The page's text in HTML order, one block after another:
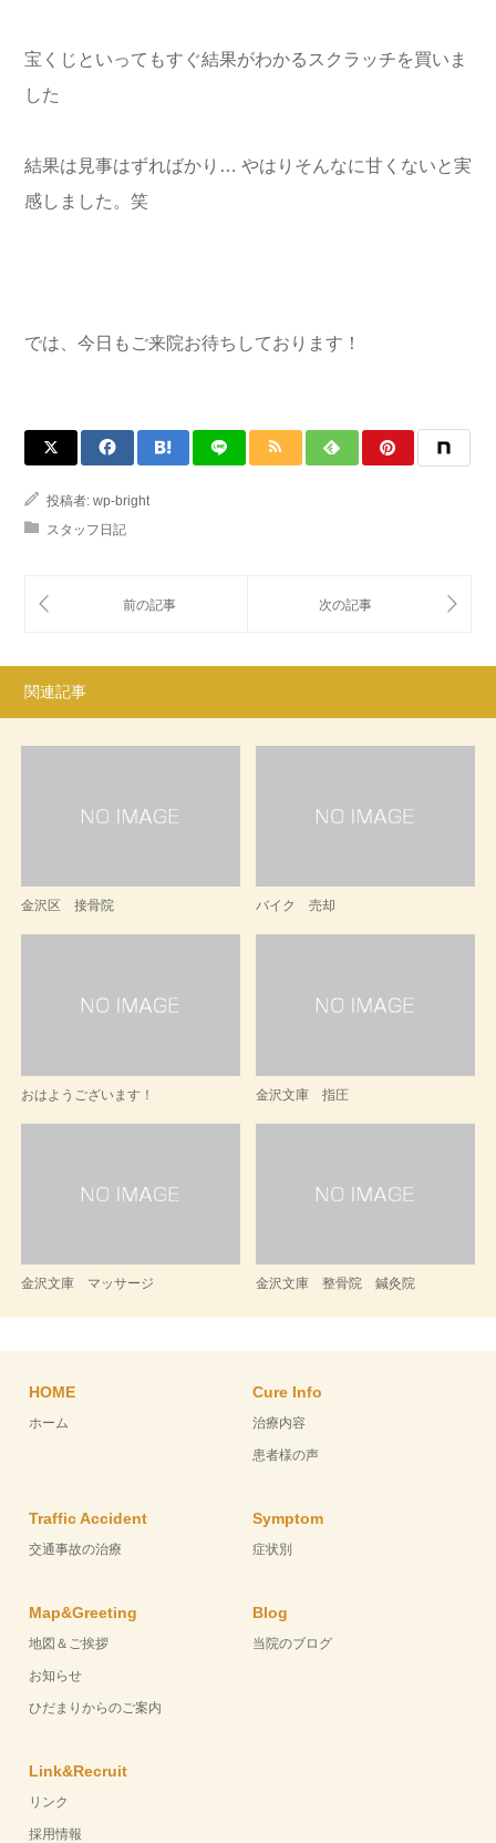
宝くじといってもすぐ結果がわかるスクラッチを買いま
した
結果は見事はずればかり… やはりそんなに甘くないと実
感しました。笑
では、今日もご来院お待ちしております！
投稿者: wp-bright
スタッフ日記
関連記事
金沢区 接骨院 バイク 売却
おはようございます！ 金沢文庫 指圧
金沢文庫 マッサージ 金沢文庫 整骨院 鍼灸院
HOME
ホーム
Cure Info
治療内容
患者様の声
Traffic Accident
交通事故の治療
Symptom
症状別
Map&Greeting
地図＆ご挨拶
お知らせ
ひだまりからのご案内
Blog
当院のブログ
Link&Recruit
リンク
採用情報